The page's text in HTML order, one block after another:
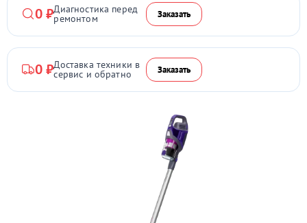
0 ₽Диагностика перед
ремонтом Заказать
0 ₽Доставка техники в
сервис и обратно Заказать